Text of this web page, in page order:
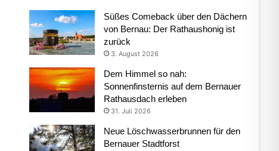
Süßes Comeback über den Dächern
von Bernau: Der Rathaushonig ist
zurück
3. August 2026
Dem Himmel so nah:
Sonnenfinsternis auf dem Bernauer
Rathausdach erleben
31. Juli 2026
Neue Löschwasserbrunnen für den
Bernauer Stadtforst